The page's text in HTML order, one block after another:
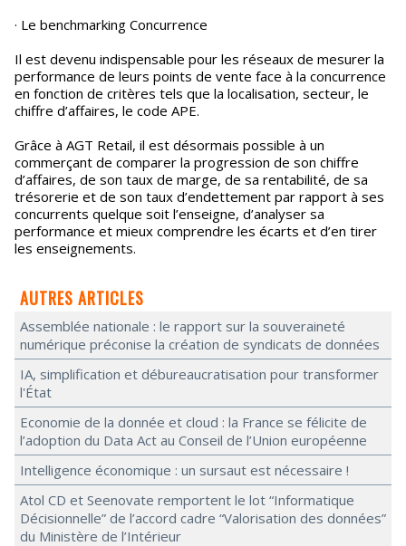
· Le benchmarking Concurrence
Il est devenu indispensable pour les réseaux de mesurer la
performance de leurs points de vente face à la concurrence
en fonction de critères tels que la localisation, secteur, le
chiffre d’affaires, le code APE.
Grâce à AGT Retail, il est désormais possible à un
commerçant de comparer la progression de son chiffre
d’affaires, de son taux de marge, de sa rentabilité, de sa
trésorerie et de son taux d’endettement par rapport à ses
concurrents quelque soit l’enseigne, d’analyser sa
performance et mieux comprendre les écarts et d’en tirer
les enseignements.
AUTRES ARTICLES
Assemblée nationale : le rapport sur la souveraineté
numérique préconise la création de syndicats de données
IA, simplification et débureaucratisation pour transformer
l'État
Economie de la donnée et cloud : la France se félicite de
l’adoption du Data Act au Conseil de l’Union européenne
Intelligence économique : un sursaut est nécessaire !
Atol CD et Seenovate remportent le lot “Informatique
Décisionnelle” de l’accord cadre “Valorisation des données”
du Ministère de l’Intérieur